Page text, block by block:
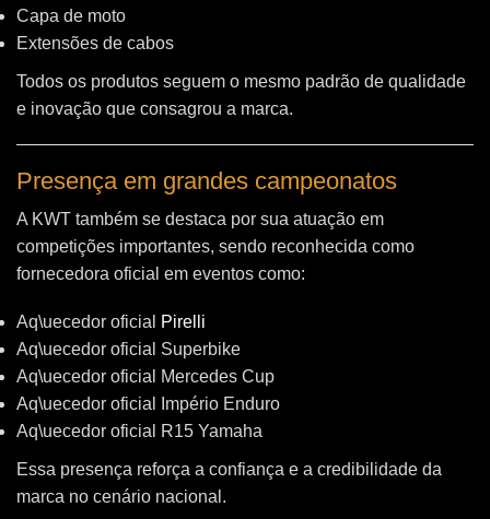
Capa de moto
Extensões de cabos
Todos os produtos seguem o mesmo padrão de qualidade
e inovação que consagrou a marca.
Presença em grandes campeonatos
A KWT também se destaca por sua atuação em
competições importantes, sendo reconhecida como
fornecedora oficial em eventos como:
Aq\uecedor oficial
Pirelli
Aq\uecedor oficial Superbike
Aq\uecedor oficial Mercedes Cup
Aq\uecedor oficial Império Enduro
Aq\uecedor oficial R15 Yamaha
Essa presença reforça a confiança e a credibilidade da
marca no cenário nacional.